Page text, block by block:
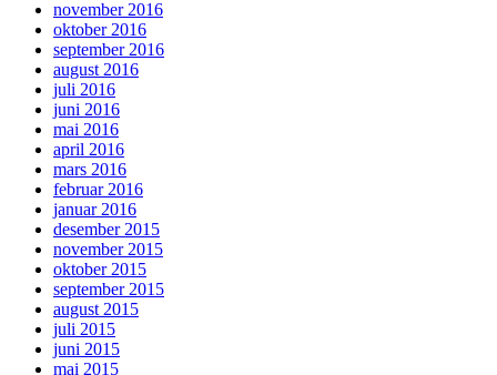
november 2016
oktober 2016
september 2016
august 2016
juli 2016
juni 2016
mai 2016
april 2016
mars 2016
februar 2016
januar 2016
desember 2015
november 2015
oktober 2015
september 2015
august 2015
juli 2015
juni 2015
mai 2015